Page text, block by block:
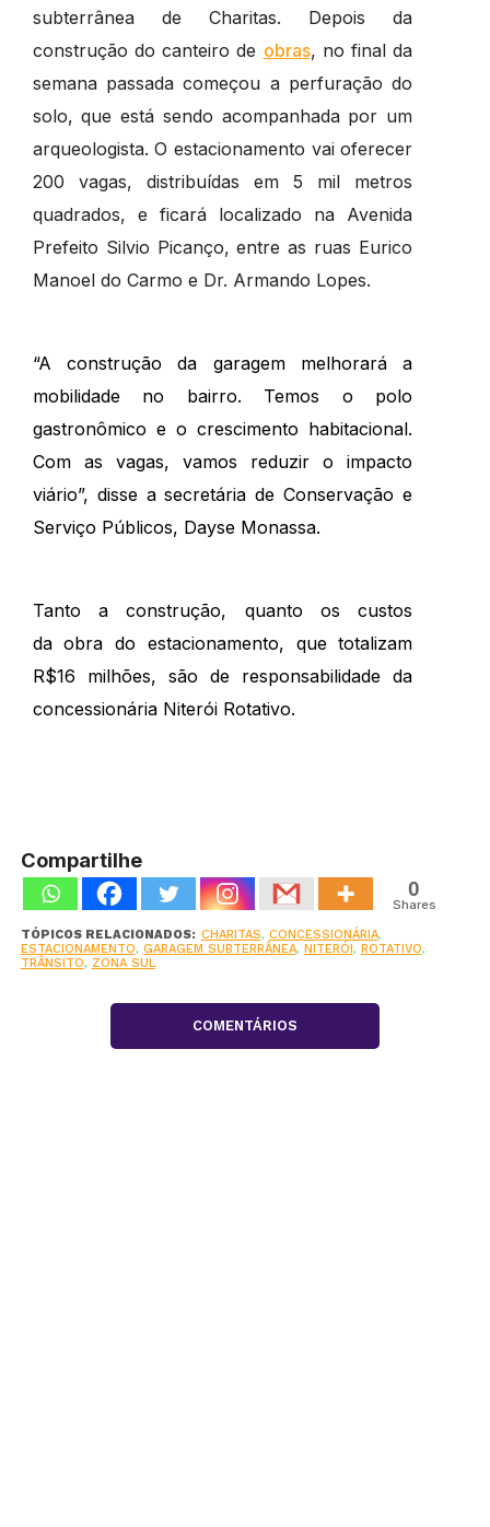
subterrânea de Charitas. Depois da
construção do canteiro de obras, no final da
semana passada começou a perfuração do
solo, que está sendo acompanhada por um
arqueologista. O estacionamento vai oferecer
200 vagas, distribuídas em 5 mil metros
quadrados, e ficará localizado na Avenida
Prefeito Silvio Picanço, entre as ruas Eurico
Manoel do Carmo e Dr. Armando Lopes.
“A construção da garagem melhorará a
mobilidade no bairro. Temos o polo
gastronômico e o crescimento habitacional.
Com as vagas, vamos reduzir o impacto
viário”, disse a secretária de Conservação e
Serviço Públicos, Dayse Monassa.
Tanto a construção, quanto os custos
daobra do estacionamento, que totalizam
R$16 milhões, são de responsabilidade da
concessionária Niterói Rotativo.
Compartilhe
0
Shares
TÓPICOS RELACIONADOS: CHARITAS, CONCESSIONÁRIA,
ESTACIONAMENTO, GARAGEM SUBTERRÂNEA, NITERÓI , ROTATIVO,
TRÂNSITO, ZONA SUL
COMENTÁRIOS